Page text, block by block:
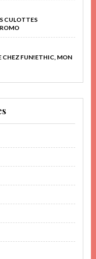
CULOTTES
CHEZ FUN!ETHIC, MON